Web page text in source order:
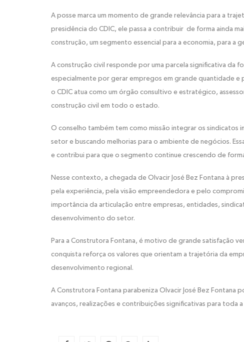
A posse marca um momento de grande relevância para a
presidência do CDIC, ele passa a contribuir de forma ainda
construção, um segmento essencial para a economia, para a
A construção civil responde por uma parcela significativa da
especialmente por gerar empregos em grande quantidade
o CDIC atua como um órgão consultivo e estratégico,
construção civil em todo o estado.
O conselho também tem como missão integrar os
setor e buscando melhorias para o ambiente de negócios.
e contribui para que o segmento continue crescendo de
Nesse contexto, a chegada de Olvacir José Bez Fontana à
pela experiência, pela visão empreendedora e pelo
importância da articulação entre empresas, entidades,
desenvolvimento do setor.
Para a Construtora Fontana, é motivo de grande satisfação
conquista reforça os valores que orientam a trajetória da
desenvolvimento regional.
A Construtora Fontana parabeniza Olvacir José Bez
avanços, realizações e contribuições significativas para toda